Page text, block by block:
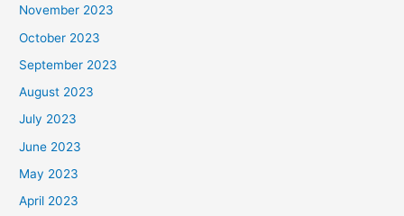
November 2023
October 2023
September 2023
August 2023
July 2023
June 2023
May 2023
April 2023